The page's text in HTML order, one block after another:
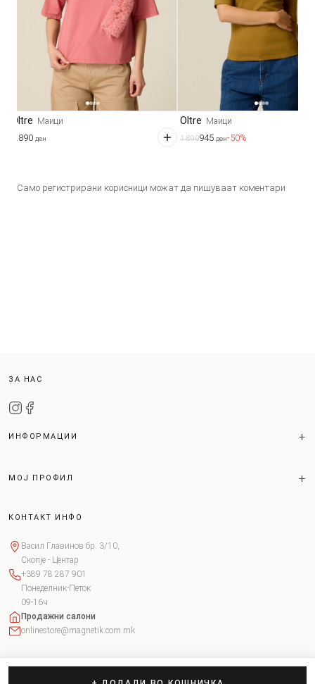
Oltre Маици
3.890 ден
Oltre Маици
1.890945 ден-50%
Само регистрирани корисници можат да пишуваат коментари
ЗА НАС
ИНФОРМАЦИИ
МОЈ ПРОФИЛ
КОНТАКТ ИНФО
Васил Главинов бр. 3/10,
Скопје - Центар
+389 78 287 901
Понеделник-Петок
09-16ч
Продажни салони
onlinestore@magnetik.com.mk